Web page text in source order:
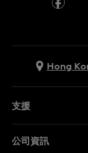
Hong
支援
公司資訊